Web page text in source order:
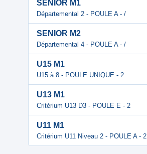
SENIOR M1
Départemental 2 - POULE A - /
SENIOR M2
Départemental 4 - POULE A - /
U15 M1
U15 à 8 - POULE UNIQUE - 2
U13 M1
Critérium U13 D3 - POULE E - 2
U11 M1
Critérium U11 Niveau 2 - POULE A - 2